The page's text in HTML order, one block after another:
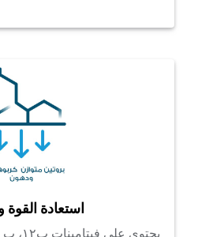
استعادة القوة